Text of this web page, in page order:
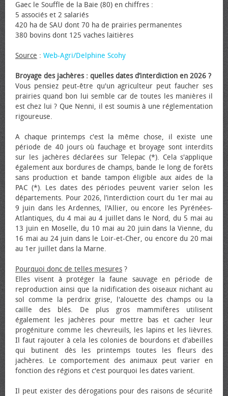
Gaec le Souffle de la Baie (80) en chiffres :
5 associés et 2 salariés
420 ha de SAU dont 70 ha de prairies permanentes
380 bovins dont 125 vaches laitières
Source : Web-Agri/Delphine Scohy
Broyage des jachères : quelles dates d’interdiction en 2026 ?
Vous pensiez peut-être qu'un agriculteur peut faucher ses
prairies quand bon lui semble car de toutes les manières il
est chez lui ? Que Nenni, il est soumis à une réglementation
rigoureuse.
A chaque printemps c'est la même chose, il existe une
période de 40 jours où fauchage et broyage sont interdits
sur les jachères déclarées sur Telepac (*). Cela s'applique
également aux bordures de champs, bande le long de forêts
sans production et bande tampon éligible aux aides de la
PAC (*). Les dates des périodes peuvent varier selon les
départements. Pour 2026, l’interdiction court du 1er mai au
9 juin dans les Ardennes, l'Allier, ou encore les Pyrénées-
Atlantiques, du 4 mai au 4 juillet dans le Nord, du 5 mai au
13 juin en Moselle, du 10 mai au 20 juin dans la Vienne, du
16 mai au 24 juin dans le Loir-et-Cher, ou encore du 20 mai
au 1er juillet dans la Marne.
Pourquoi donc de telles mesures ?
Elles visent à protéger la faune sauvage en période de
reproduction ainsi que la nidification des oiseaux nichant au
sol comme la perdrix grise, l'alouette des champs ou la
caille des blés. De plus gros mammifères utilisent
également les jachères pour mettre bas et cacher leur
progéniture comme les chevreuils, les lapins et les lièvres.
Il faut rajouter à cela les colonies de bourdons et d'abeilles
qui butinent dès les printemps toutes les fleurs des
jachères. Le comportement des animaux peut varier en
fonction des régions et c'est pourquoi les dates varient.
Il peut exister des dérogations pour des raisons de sécurité